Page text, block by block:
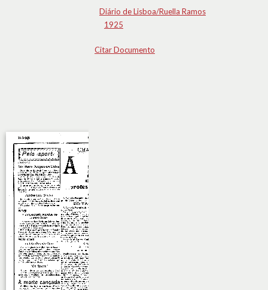
Diário de Lisboa/Ruella Ramos
1925
Citar Documento